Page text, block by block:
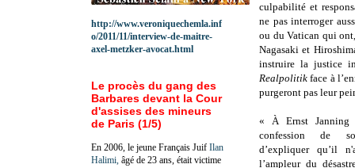
culpabilité et
ne pas interroger
ou du Vatican qui
Nagasaki et
instruire la justice
Realpolitik face à
purgeront pas leur
« À Ernst Janning
confession de
d’expliquer qu’il
l’ampleur du
http://www.veroniquechemla.inf
o/2011/11/interview-de-maitre-
axel-metzker-avocat.html
Le procès du gang des
Barbares devant la Cour
d'assises des mineurs
de Paris (1/5)
En 2006, le jeune Français Juif Ilan
Halimi, âgé de 23 ans, était victime